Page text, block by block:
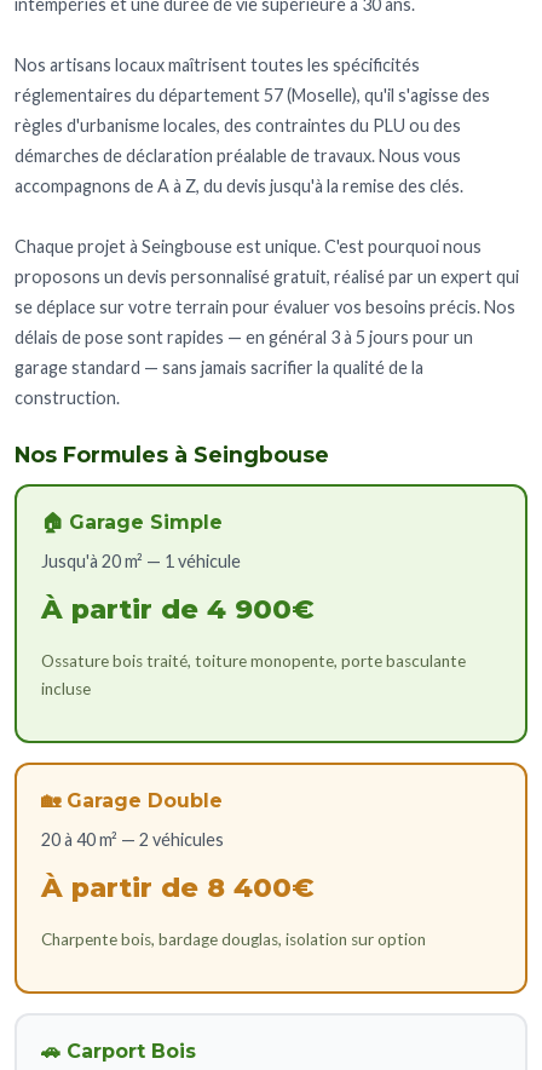
intempéries et une durée de vie supérieure à 30 ans.
Nos artisans locaux maîtrisent toutes les spécificités
réglementaires du département 57 (Moselle), qu'il s'agisse des
règles d'urbanisme locales, des contraintes du PLU ou des
démarches de déclaration préalable de travaux. Nous vous
accompagnons de A à Z, du devis jusqu'à la remise des clés.
Chaque projet à Seingbouse est unique. C'est pourquoi nous
proposons un devis personnalisé gratuit, réalisé par un expert qui
se déplace sur votre terrain pour évaluer vos besoins précis. Nos
délais de pose sont rapides — en général 3 à 5 jours pour un
garage standard — sans jamais sacrifier la qualité de la
construction.
Nos Formules à Seingbouse
🏠 Garage Simple
Jusqu'à 20 m² — 1 véhicule
À partir de 4 900€
Ossature bois traité, toiture monopente, porte basculante
incluse
🏡 Garage Double
20 à 40 m² — 2 véhicules
À partir de 8 400€
Charpente bois, bardage douglas, isolation sur option
🚗 Carport Bois